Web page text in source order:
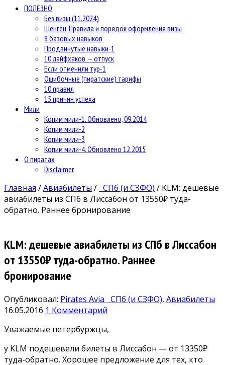
ПОЛЕЗНО
Без визы (11.2024)
Шенген. Правила и порядок оформления визы
8 базовых навыков
Продвинутые навыки-1
10 лайфхаков — отпуск
Если отменили тур-1
Ошибочные (пиратские) тарифы
10 правил
15 причин успеха
Мили
Копим мили-1. Обновлено, 09.2014
Копим мили-2
Копим мили-3
Копим мили-4. Обновлено 12.2015
О пиратах
Disclaimer
Главная /Авиабилеты / СПб (и СЗФО) / KLM: дешевые
авиабилеты из СПб в Лиссабон от 13550₽ туда-
обратно. Раннее бронирование
KLM: дешевые авиабилеты из СПб в Лиссабон
от 13550₽ туда-обратно. Раннее
бронирование
Опубликовал: Pirates Avia СПб (и СЗФО), Авиабилеты
16.05.2016 1 Комментарий
Уважаемые петербуржцы,
у KLM подешевели билеты в Лиссабон — от 13350₽
туда-обратно. Хорошее предложение для тех, кто